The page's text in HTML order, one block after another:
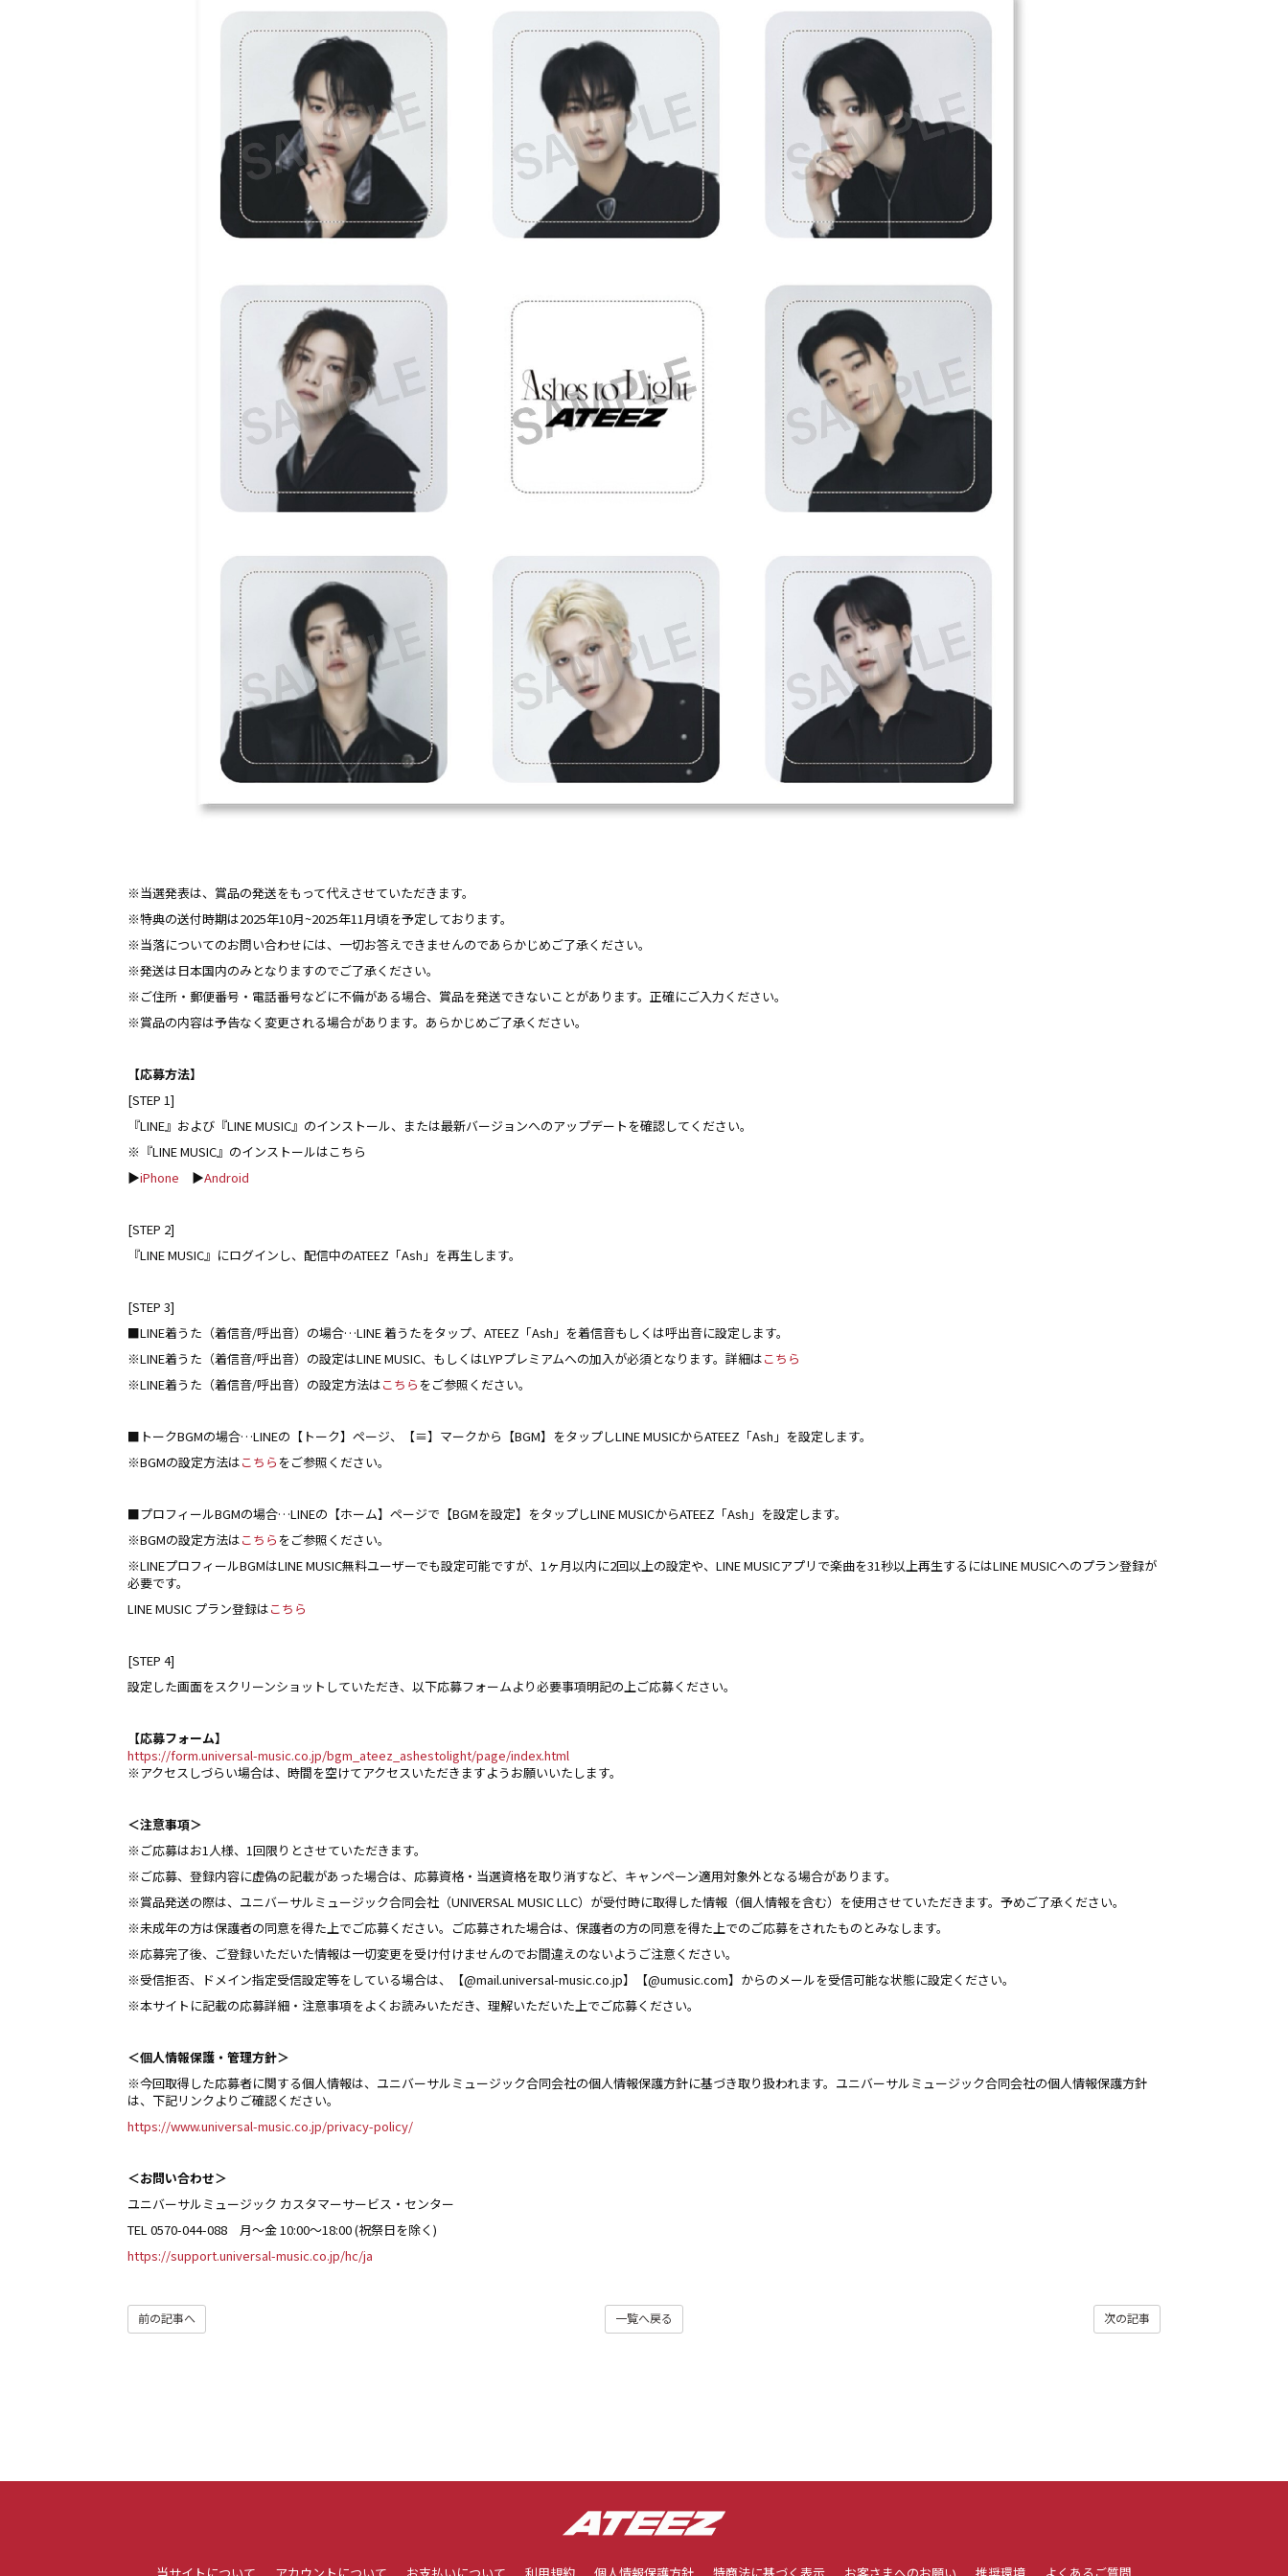
※当選発表は、賞品の発送をもって代えさせていただきます。
※特典の送付時期は2025年10月~2025年11月頃を予定しております。
※当落についてのお問い合わせには、一切お答えできませんのであらかじめご了承ください。
※発送は日本国内のみとなりますのでご了承ください。
※ご住所・郵便番号・電話番号などに不備がある場合、賞品を発送できないことがあります。正確にご入力ください。
※賞品の内容は予告なく変更される場合があります。あらかじめご了承ください。
【応募方法】
[STEP 1]
『LINE』および『LINE MUSIC』のインストール、または最新バージョンへのアップデートを確認してください。
※『LINE MUSIC』のインストールはこちら
▶iPhone ▶Android
[STEP 2]
『LINE MUSIC』にログインし、配信中のATEEZ「Ash」を再生します。
[STEP 3]
■LINE着うた（着信音/呼出音）の場合…LINE 着うたをタップ、ATEEZ「Ash」を着信音もしくは呼出音に設定します。
※LINE着うた（着信音/呼出音）の設定はLINE MUSIC、もしくはLYPプレミアムへの加入が必須となります。詳細はこちら
※LINE着うた（着信音/呼出音）の設定方法はこちらをご参照ください。
■トークBGMの場合…LINEの【トーク】ページ、【≡】マークから【BGM】をタップしLINE MUSICからATEEZ「Ash」を設定します。
※BGMの設定方法はこちらをご参照ください。
■プロフィールBGMの場合…LINEの【ホーム】ページで【BGMを設定】をタップしLINE MUSICからATEEZ「Ash」を設定します。
※BGMの設定方法はこちらをご参照ください。
※LINEプロフィールBGMはLINE MUSIC無料ユーザーでも設定可能ですが、1ヶ月以内に2回以上の設定や、LINE MUSICアプリで楽曲を31秒以上再生するにはLINE MUSICへのプラン登録が
必要です。
LINE MUSIC プラン登録はこちら
[STEP 4]
設定した画面をスクリーンショットしていただき、以下応募フォームより必要事項明記の上ご応募ください。
【応募フォーム】
https://form.universal-music.co.jp/bgm_ateez_ashestolight/page/index.html
※アクセスしづらい場合は、時間を空けてアクセスいただきますようお願いいたします。
＜注意事項＞
※ご応募はお1人様、1回限りとさせていただきます。
※ご応募、登録内容に虚偽の記載があった場合は、応募資格・当選資格を取り消すなど、キャンペーン適用対象外となる場合があります。
※賞品発送の際は、ユニバーサルミュージック合同会社（UNIVERSAL MUSIC LLC）が受付時に取得した情報（個人情報を含む）を使用させていただきます。予めご了承ください。
※未成年の方は保護者の同意を得た上でご応募ください。ご応募された場合は、保護者の方の同意を得た上でのご応募をされたものとみなします。
※応募完了後、ご登録いただいた情報は一切変更を受け付けませんのでお間違えのないようご注意ください。
※受信拒否、ドメイン指定受信設定等をしている場合は、【@mail.universal-music.co.jp】【@umusic.com】からのメールを受信可能な状態に設定ください。
※本サイトに記載の応募詳細・注意事項をよくお読みいただき、理解いただいた上でご応募ください。
＜個人情報保護・管理方針＞
※今回取得した応募者に関する個人情報は、ユニバーサルミュージック合同会社の個人情報保護方針に基づき取り扱われます。ユニバーサルミュージック合同会社の個人情報保護方針
は、下記リンクよりご確認ください。
https://www.universal-music.co.jp/privacy-policy/
＜お問い合わせ＞
ユニバーサルミュージック カスタマーサービス・センター
TEL 0570-044-088 月～金 10:00～18:00 (祝祭日を除く)
https://support.universal-music.co.jp/hc/ja
次の記事
一覧へ戻る
前の記事へ